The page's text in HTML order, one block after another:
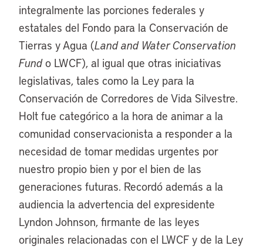
integralmente las porciones federales y
estatales del Fondo para la Conservación de
Tierras y Agua (Land and Water Conservation
Fundo LWCF), al igual que otras iniciativas
legislativas, tales como la Ley para la
Conservación de Corredores de Vida Silvestre.
Holt fue categórico a la hora de animar a la
comunidad conservacionista a responder a la
necesidad de tomar medidas urgentes por
nuestro propio bien y por el bien de las
generaciones futuras. Recordó además a la
audiencia la advertencia del expresidente
Lyndon Johnson, firmante de las leyes
originales relacionadas con el LWCF y de la Ley